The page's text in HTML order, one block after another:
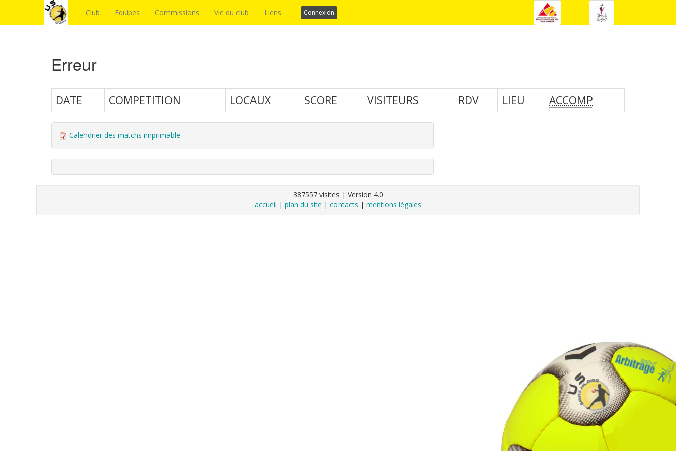
Club Equipes Commissions Vie du club Liens Connexion
Erreur
DATE COMPETITION LOCAUX SCORE VISITEURS RDV LIEU ACCOMP
Calendrier des matchs imprimable
387557 visites | Version 4.0
accueil | plan du site | contacts | mentions légales